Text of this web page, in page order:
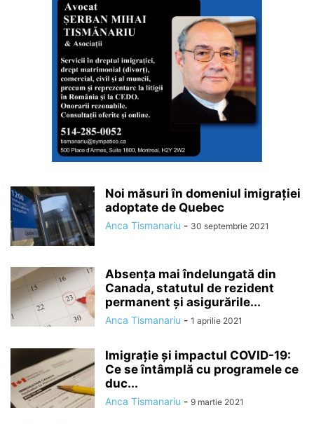
Noi măsuri în domeniul imigrației
adoptate de Quebec
Anca Tismanariu - 30 septembrie 2021
Absența mai îndelungată din
Canada, statutul de rezident
permanent și asigurările...
Anca Tismanariu - 1 aprilie 2021
Imigrație și impactul COVID-19:
Ce se întâmplă cu programele ce
duc...
Anca Tismanariu - 9 martie 2021